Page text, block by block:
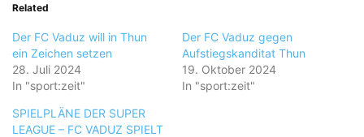
Related
Der FC Vaduz will in Thun
ein Zeichen setzen
28. Juli 2024
In "sport:zeit"
Der FC Vaduz gegen
Aufstiegskanditat Thun
19. Oktober 2024
In "sport:zeit"
SPIELPLÄNE DER SUPER
LEAGUE – FC VADUZ SPIELT